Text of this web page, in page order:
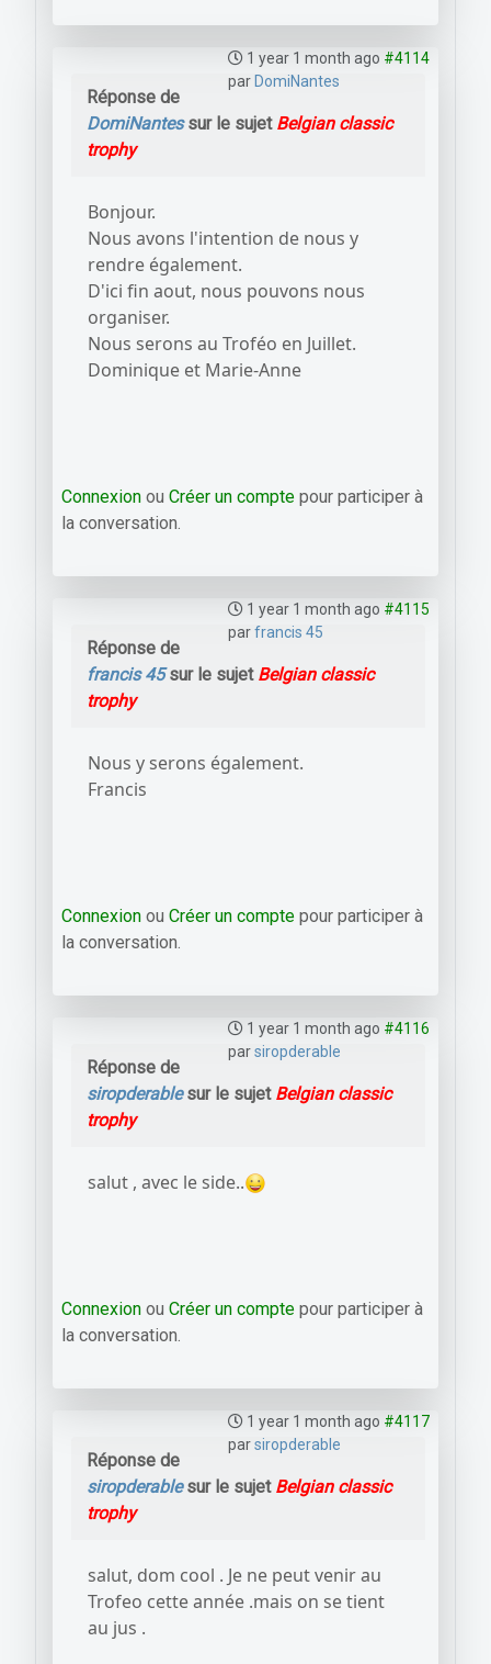
1 year 1 month ago #4114
parDomiNantes
Réponse de
DomiNantessur le sujet Belgian classic
trophy
Bonjour.
Nous avons l'intention de nous y
rendre également.
D'ici fin aout, nous pouvons nous
organiser.
Nous serons au Troféo en Juillet.
Dominique et Marie-Anne
Connexion ou Créer un compte pour participer à
la conversation.
1 year 1 month ago #4115
parfrancis 45
Réponse de
francis 45sur le sujet Belgian classic
trophy
Nous y serons également.
Francis
Connexion ou Créer un compte pour participer à
la conversation.
1 year 1 month ago #4116
parsiropderable
Réponse de
siropderablesur le sujet Belgian classic
trophy
salut , avec le side..
Connexion ou Créer un compte pour participer à
la conversation.
1 year 1 month ago #4117
parsiropderable
Réponse de
siropderablesur le sujet Belgian classic
trophy
salut, dom cool . Je ne peut venir au
Trofeo cette année .mais on se tient
au jus .